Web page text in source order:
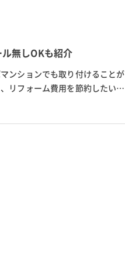
無しOKも紹介
ンションでも取り付けることが
リフォーム費用を節約したい人